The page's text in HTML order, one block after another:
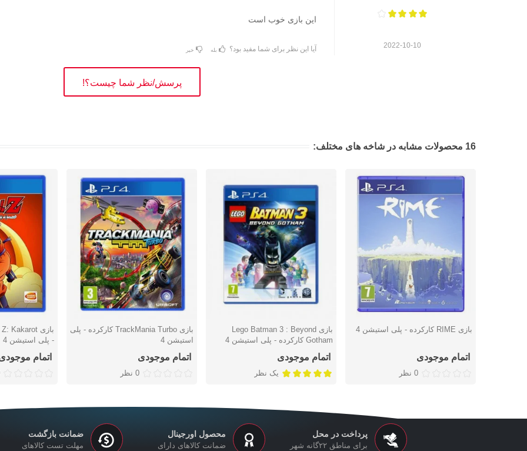
2022-10-10
این بازی خوب است
آیا این نظر برای شما مفید بود؟ بله خیر
پرسش/نظر شما چیست؟!
16 محصولات مشابه در شاخه های مختلف:
دوست داشتن بازی RIME کارکرده - پلی استیشن 4
اتمام موجودی
0 نظر
دوست داشتن
بازی Lego Batman 3 : Beyond
Gotham کارکرده - پلی استیشن 4
اتمام موجودی
یک نظر
دوست داشتن
بازی TrackMania Turbo کارکرده - پلی
استیشن 4
اتمام موجودی
0 نظر
دوست
- پلی استیشن 4
اتمام
پرداخت در محل
برای مناطق ۲۲گانه شهر
محصول اورجینال
ضمانت کالاهای دارای
ضمانت بازگشت
مهلت تست کالاهای